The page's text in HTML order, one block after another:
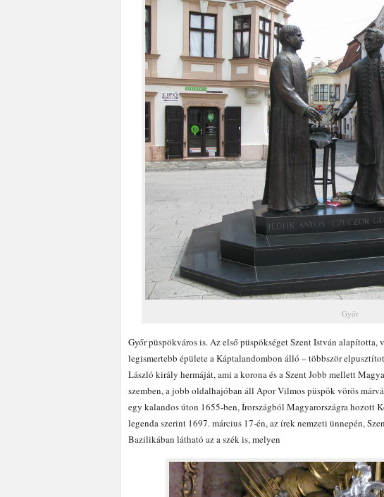
Győr
Győr püspökváros is. Az első püspökséget Szent István
legismertebb épülete a Káptalandombon álló – többször
László király hermáját, ami a korona és a Szent Jobb mellett
szemben, a jobb oldalhajóban áll Apor Vilmos püspök vörös
egy kalandos úton 1655-ben, Írországból Magyarországra hozott
legenda szerint 1697. március 17-én, az írek nemzeti ünnepén,
Bazilikában látható az a szék is, melyen